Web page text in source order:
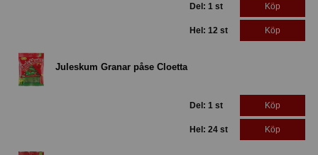
Del: 1 st Köp
Hel: 12 st Köp
Juleskum Granar påse Cloetta
Del: 1 st Köp
Hel: 24 st Köp